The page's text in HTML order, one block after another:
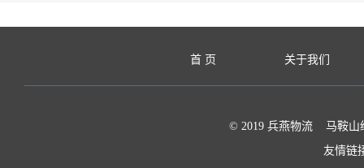
首 页 关于我们
© 2019 兵燕物流 马鞍山
友情链